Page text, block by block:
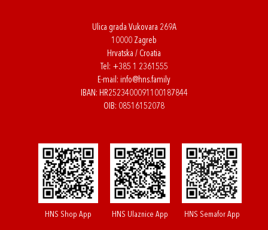
Ulica grada Vukovara 269A
10000 Zagreb
Hrvatska / Croatia
Tel: +385 1 2361555
E-mail: info@hns.family
IBAN: HR2523400091100187844
OIB: 08516152078
HNS Shop App HNS Ulaznice App HNS Semafor App